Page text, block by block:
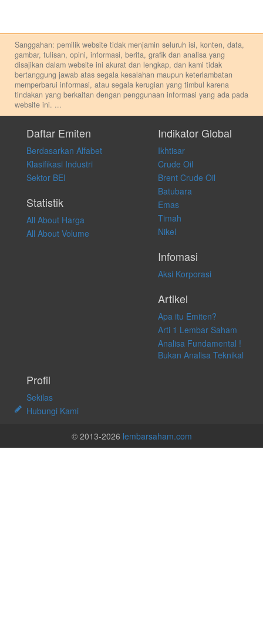
Sanggahan: pemilik website tidak menjamin seluruh isi, konten, data,
gambar, tulisan, opini, informasi, berita, grafik dan analisa yang
disajikan dalam website ini akurat dan lengkap, dan kami tidak
bertanggung jawab atas segala kesalahan maupun keterlambatan
memperbarui informasi, atau segala kerugian yang timbul karena
tindakan yang berkaitan dengan penggunaan informasi yang ada pada
website ini. ...
pribadi. Kami tidak memberi anjuran, saran, rekomendasi untuk
membeli, menjual atau melakukan aktivitas lain yang terkait dengan
transaksi perdagangan apapun, dan kami tidak bertanggung jawab
atas keputusan investasi yang dilakukan dalam kondisi dan situasi
apapun juga, yang diakibatkan secara langsung maupun tidak
langsung atas konten pada website ini.
Daftar Emiten
Berdasarkan Alfabet
Klasifikasi Industri
Sektor BEI
Statistik
All About Harga
All About Volume
Indikator Global
Ikhtisar
Crude Oil
Brent Crude Oil
Batubara
Emas
Timah
Nikel
Infomasi
Aksi Korporasi
Artikel
Apa itu Emiten?
Arti 1 Lembar Saham
Analisa Fundamental !
Bukan Analisa Teknikal
Profil
Sekilas
Hubungi Kami
© 2013-2026 lembarsaham.com